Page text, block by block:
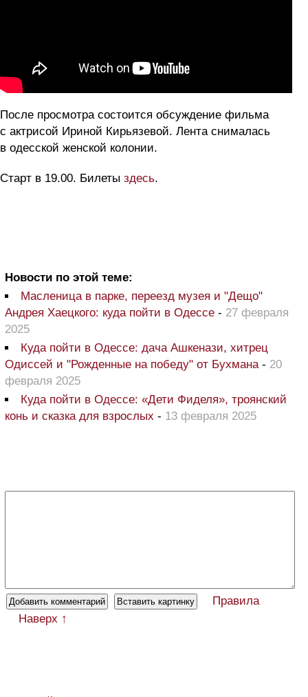
После просмотра состоится обсуждение фильма
с актрисой Ириной Кирьязевой. Лента снималась
в одесской женской колонии.
Старт в 19.00. Билеты здесь.
Новости по этой теме:
Масленица в парке, переезд музея и "Дещо"
Андрея Хаецкого: куда пойти в Одессе - 27 февраля
2025
Куда пойти в Одессе: дача Ашкенази, хитрец
Одиссей и "Рожденные на победу" от Бухмана- 20
февраля 2025
Куда пойти в Одессе: «Дети Фиделя», троянский
конь и сказка для взрослых - 13 февраля 2025
Правила
Наверх ↑